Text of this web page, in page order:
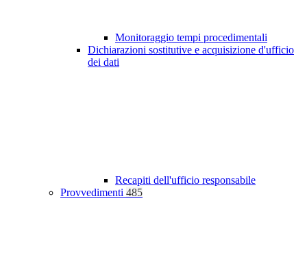
Monitoraggio tempi procedimentali
Dichiarazioni sostitutive e acquisizione d'ufficio
dei dati
Recapiti dell'ufficio responsabile
Provvedimenti 485